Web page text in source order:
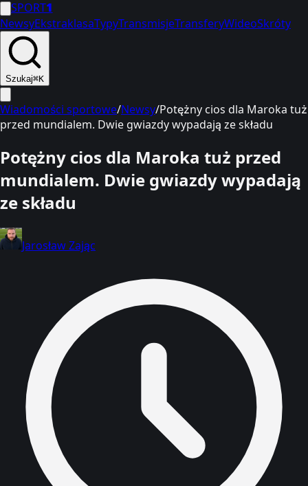
SPORT1
NewsyEkstraklasaTypyTransmisjeTransferyWideoSkróty
Szukaj⌘K
Wiadomości sportowe/Newsy/Potężny cios dla Maroka tuż
przed mundialem. Dwie gwiazdy wypadają ze składu
Potężny cios dla Maroka tuż przed
mundialem. Dwie gwiazdy wypadają
ze składu
Jarosław Zając